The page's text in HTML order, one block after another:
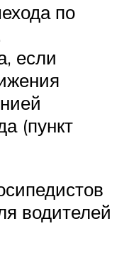
по
если
(пункт
водителей